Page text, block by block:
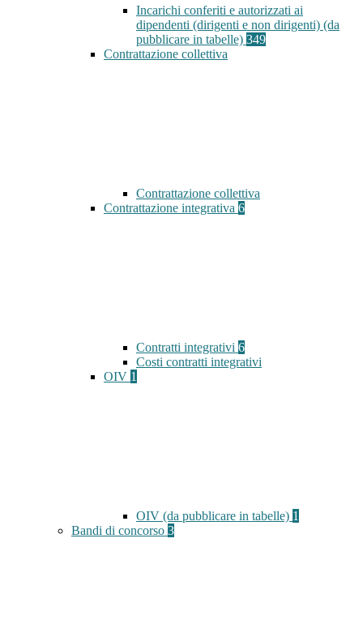
Incarichi conferiti e autorizzati ai
dipendenti (dirigenti e non dirigenti) (da
pubblicare in tabelle) 349
Contrattazione collettiva
Contrattazione collettiva
Contrattazione integrativa 6
Contratti integrativi 6
Costi contratti integrativi
OIV 1
OIV (da pubblicare in tabelle) 1
Bandi di concorso 3